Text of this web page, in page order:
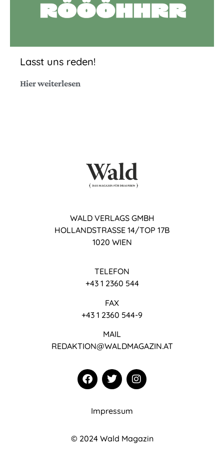
Lasst uns reden!
Hier weiterlesen
WALD VERLAGS GMBH
HOLLANDSTRASSE 14/TOP 17B
1020 WIEN
TELEFON
+43 1 2360 544
FAX
+43 1 2360 544-9
MAIL
REDAKTION@WALDMAGAZIN.AT
Impressum
© 2024 Wald Magazin